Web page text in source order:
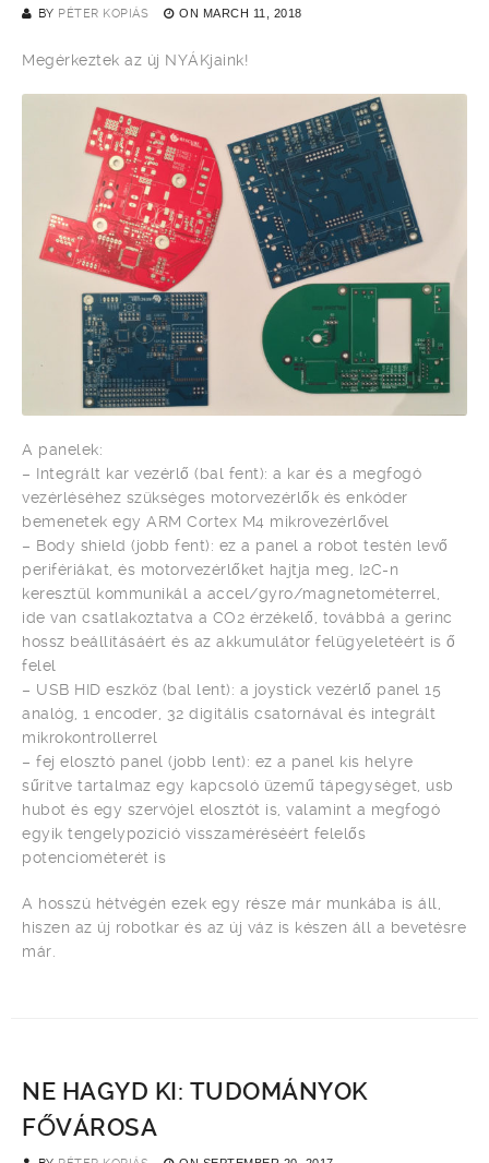
BY PÉTER KOPIÁS ON MARCH 11, 2018
Megérkeztek az új NYÁKjaink!
A panelek:
– Integrált kar vezérlő (bal fent): a kar és a megfogó
vezérléséhez szükséges motorvezérlők és enkóder
bemenetek egy ARM Cortex M4 mikrovezérlővel
– Body shield (jobb fent): ez a panel a robot testén levő
perifériákat, és motorvezérlőket hajtja meg, I2C-n
keresztül kommunikál a accel/gyro/magnetométerrel,
ide van csatlakoztatva a CO2 érzékelő, továbbá a gerinc
hossz beállításáért és az akkumulátor felügyeletéért is ő
felel
– USB HID eszköz (bal lent): a joystick vezérlő panel 15
analóg, 1 encoder, 32 digitális csatornával és integrált
mikrokontrollerrel
– fej elosztó panel (jobb lent): ez a panel kis helyre
sűrítve tartalmaz egy kapcsoló üzemű tápegységet, usb
hubot és egy szervójel elosztót is, valamint a megfogó
egyik tengelypozíció visszaméréséért felelős
potenciométerét is
A hosszú hétvégén ezek egy része már munkába is áll,
hiszen az új robotkar és az új váz is készen áll a bevetésre
már.
NE HAGYD KI: TUDOMÁNYOK
FŐVÁROSA